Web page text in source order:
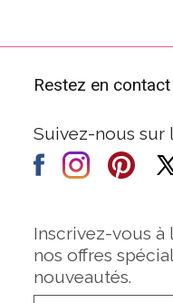
Restez en
Suivez-nous sur
Inscrivez-vous
nos offres
nouveautés.